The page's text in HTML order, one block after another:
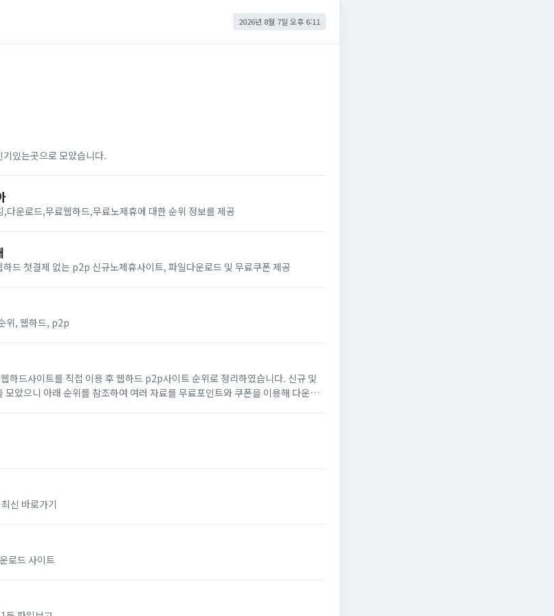
2026년 8월 7일 오후 6:11
있는곳으로 모았습니다.
다운로드,무료웹하드,무료노제휴에 대한 순위 정보를 제공
드 첫결제 없는 p2p 신규노제휴사이트, 파일다운로드 및 무료쿠폰 제공
위, 웹하드, p2p
하드사이트를 직접 이용 후 웹하드 p2p사이트 순위로 정리하였습니다. 신규 및
았으니 아래 순위를 참조하여 여러 자료를 무료포인트와 쿠폰을 이용해 다운로
신 바로가기
로드 사이트